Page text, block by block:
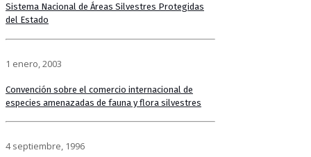
Sistema Nacional de Áreas Silvestres Protegidas
del Estado
1 enero, 2003
Convención sobre el comercio internacional de
especies amenazadas de fauna y flora silvestres
4 septiembre, 1996